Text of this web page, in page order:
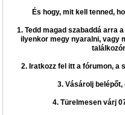
És hogy, mit kell tenned,
1. Tedd magad szabaddá arra
ilyenkor megy nyaralni, vagy
2. Iratkozz fel itt a fórumon, a
3. Vásárolj
4. Türelmesen várj